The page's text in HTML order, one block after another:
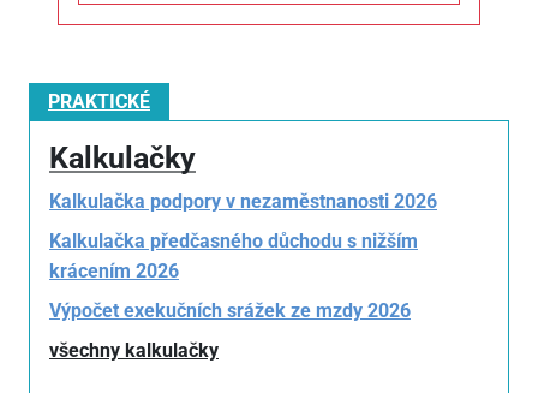
PRAKTICKÉ
Kalkulačky
Kalkulačka podpory v nezaměstnanosti 2026
Kalkulačka předčasného důchodu s nižším
krácením 2026
Výpočet exekučních srážek ze mzdy 2026
všechny kalkulačky